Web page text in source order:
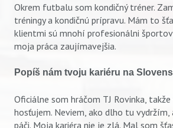
Okrem futbalu som kondičný tréner.
tréningy a kondičnú prípravu. Mám to
klientmi sú mnohí profesionálni
moja práca zaujímavejšia.
Popíš nám tvoju kariéru na
Oficiálne som hráčom TJ Rovinka, takže
hosťujem. Neviem, ako dlho tu
páči. Moja kariéra nie je zlá. Mal som